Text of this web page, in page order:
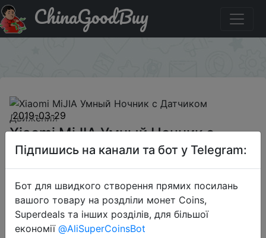
Купити по знижці mijia668 Xiaomi MiJIA Умный Ночник с
Датчиком Движения
ChinaGoodBuy
2019-03-29
Xiaomi MiJIA Умный Ночник с
Датчиком Движения
$8.69
Підпишись на канали та бот у Telegram:
Бот для швидкого створення прямих посилань
вашого товару на роздліли монет Coins,
Superdeals та інших розділів, для більшої
економії @AliSuperCoinsBot